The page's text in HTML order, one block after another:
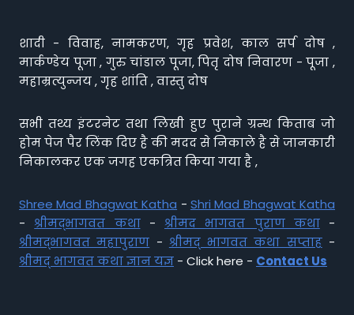
शादी - विवाह, नामकरण, गृह प्रवेश, काल सर्प दोष ,
मार्कण्डेय पूजा , गुरु चांडाल पूजा, पितृ दोष निवारण - पूजा ,
महाम्रत्युन्जय , गृह शांति , वास्तु दोष
सभी तथ्य इंटरनेट तथा लिखी हुए पुराने ग्रन्थ किताब जो
होम पेज पैर लिंक दिए है की मदद से निकाले है से जानकारी
निकालकर एक जगह एकत्रित किया गया है ,
Shree Mad Bhagwat Katha - Shri Mad Bhagwat Katha
- श्रीमद्भागवत कथा- श्रीमद भागवत पुराण कथा-
श्रीमद्भागवत महापुराण - श्रीमद् भागवत कथा सप्ताह-
श्रीमद् भागवत कथा ज्ञान यज्ञ - Click here - Contact Us